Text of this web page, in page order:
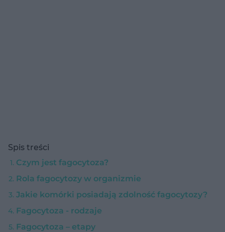
Spis treści
Czym jest fagocytoza?
Rola fagocytozy w organizmie
Jakie komórki posiadają zdolność fagocytozy?
Fagocytoza - rodzaje
Fagocytoza – etapy